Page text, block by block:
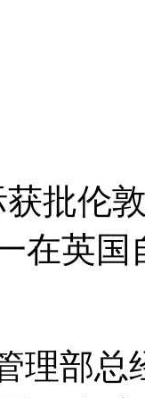
批伦
在英
理部